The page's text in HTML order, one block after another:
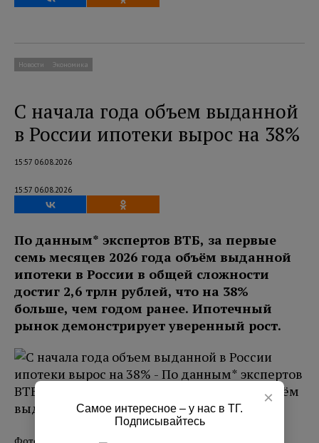
Новости Экономика
С начала года объем выданной
в России ипотеки вырос на 38%
15:57 06.08.2026
15:57 06.08.2026
По данным* экспертов ВТБ, за первые
семь месяцев 2026 года объём выданной
ипотеки в России в общей сложности
достиг 2,6 трлн рублей, что на 38%
больше, чем годом ранее. Ипотечный
рынок демонстрирует уверенный рост.
×
Самое интересное – у нас в ТГ.
Подписывайтесь